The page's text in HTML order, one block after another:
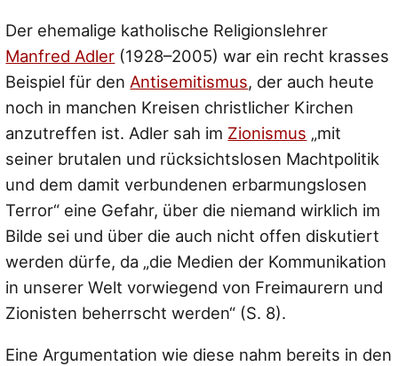
Der ehemalige katholische Religionslehrer
Manfred Adler (1928–2005) war ein recht krasses
Beispiel für den Antisemitismus, der auch heute
noch in manchen Kreisen christlicher Kirchen
anzutreffen ist. Adler sah im Zionismus „mit
seiner brutalen und rücksichtslosen Machtpolitik
und dem damit verbundenen erbarmungslosen
Terror“ eine Gefahr, über die niemand wirklich im
Bilde sei und über die auch nicht offen diskutiert
werden dürfe, da „die Medien der Kommunikation
in unserer Welt vorwiegend von Freimaurern und
Zionisten beherrscht werden“ (S. 8).
Eine Argumentation wie diese nahm bereits in den